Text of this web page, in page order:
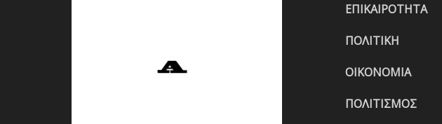
ΕΠΙΚΑΙΡΟΤΗΤΑ
ΠΟΛΙΤΙΚΗ
ΟΙΚΟΝΟΜΙΑ
ΠΟΛΙΤΙΣΜΟΣ